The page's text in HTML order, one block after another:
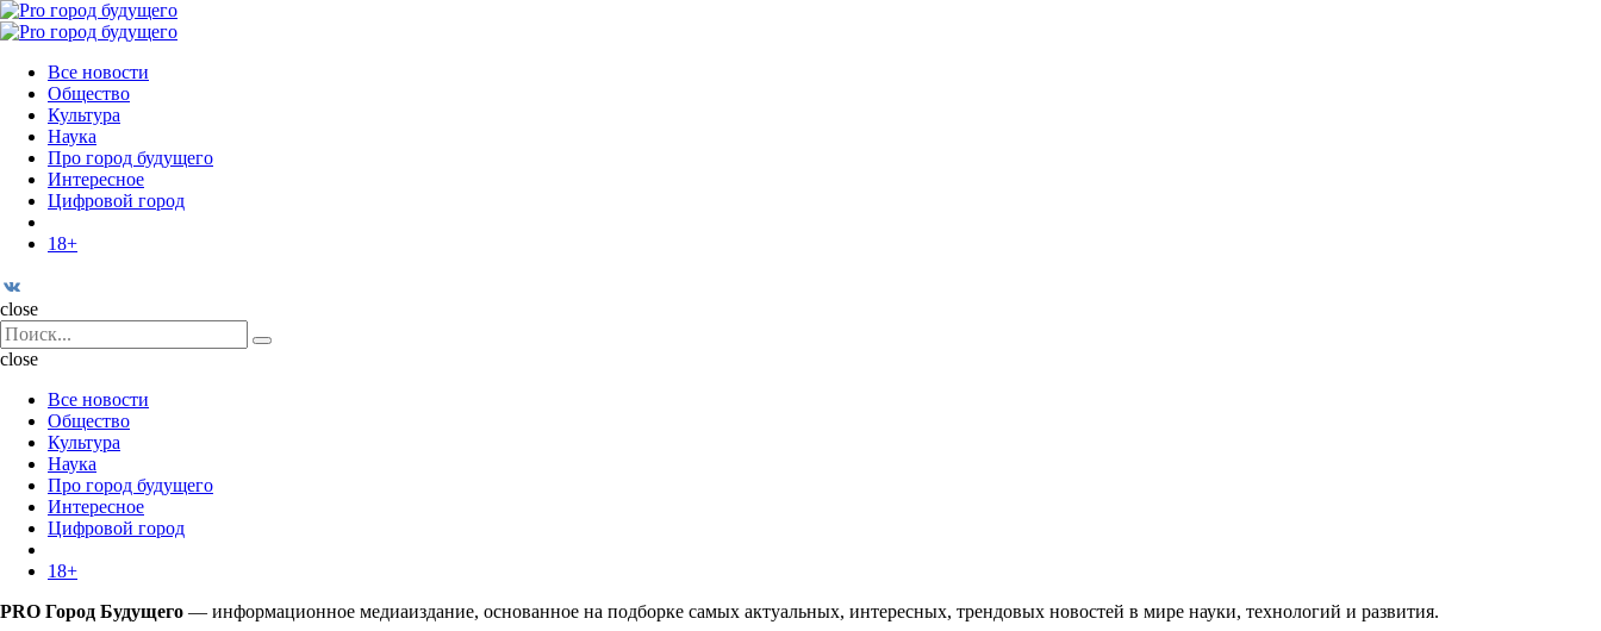
Menu
Поиск
Menu
Pro
Все новости
Общество
Культура
Наука
Про город будущего
Интересное
Цифровой город
18+
Поиск
close
Search
for:
Поиск
close
Все новости
Общество
Культура
Наука
Про город будущего
Интересное
Цифровой город
18+
PRO Город Будущего — информационное медиаиздание, основанное на подборке самых актуальных, интересных, трендовых новостей в мире науки, технологий и развития.